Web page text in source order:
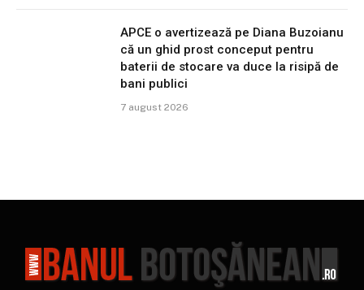
APCE o avertizează pe Diana Buzoianu
că un ghid prost conceput pentru
baterii de stocare va duce la risipă de
bani publici
7 august 2026